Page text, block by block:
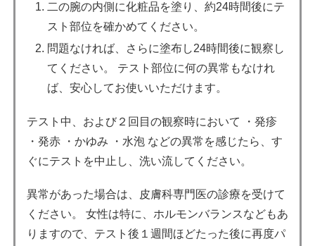
二の腕の内側に化粧品を塗り、約24時間後にテ
スト部位を確かめてください。
問題なければ、さらに塗布し24時間後に観察し
てください。 テスト部位に何の異常もなけれ
ば、安心してお使いいただけます。
テスト中、および２回目の観察時において ・発疹
・発赤 ・かゆみ ・水泡 などの異常を感じたら、す
ぐにテストを中止し、洗い流してください。
異常があった場合は、皮膚科専門医の診療を受けて
ください。 女性は特に、ホルモンバランスなどもあ
りますので、テスト後１週間ほどたった後に再度パ